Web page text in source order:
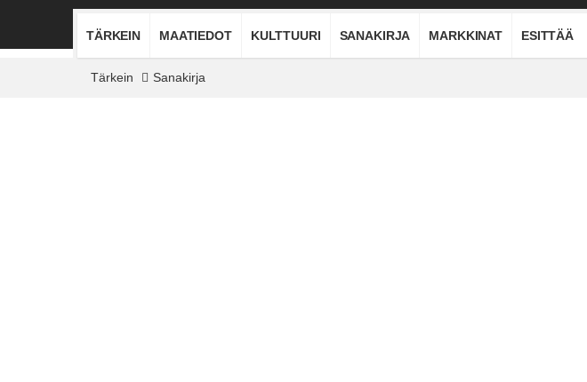
TÄRKEIN MAATIEDOT KULTTUURI SANAKIRJA MARKKINAT ESITTÄÄ
Tärkein Sanakirja